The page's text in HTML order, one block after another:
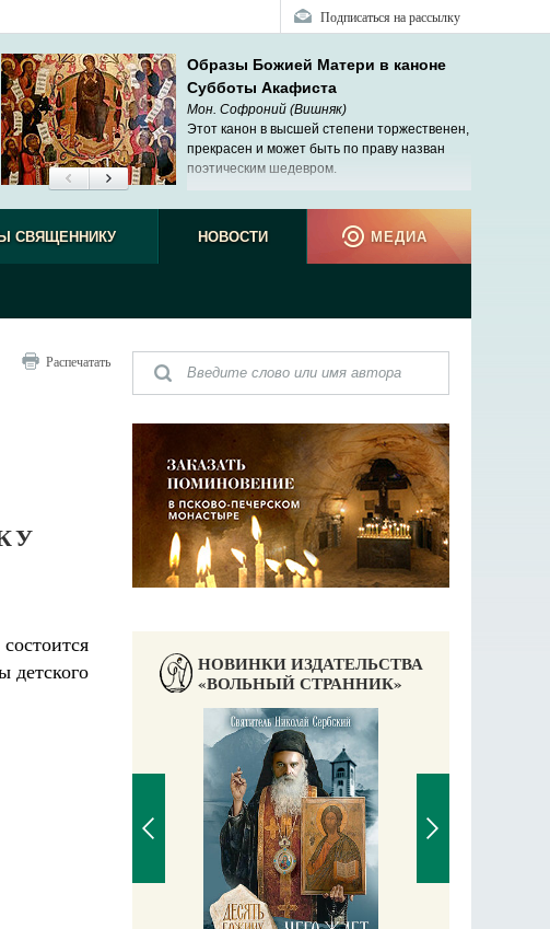
Подписаться на рассылку
Образы Божией Матери в каноне
Субботы Акафиста
Мон. Софроний (Вишняк)
Этот канон в высшей степени торжественен,
прекрасен и может быть по праву назван
поэтическим шедевром.
СВЯЩЕННИКУ НОВОСТИ МЕДИА
Распечатать
детского
НОВИНКИ ИЗДАТЕЛЬСТВА
«ВОЛЬНЫЙ СТРАННИК»